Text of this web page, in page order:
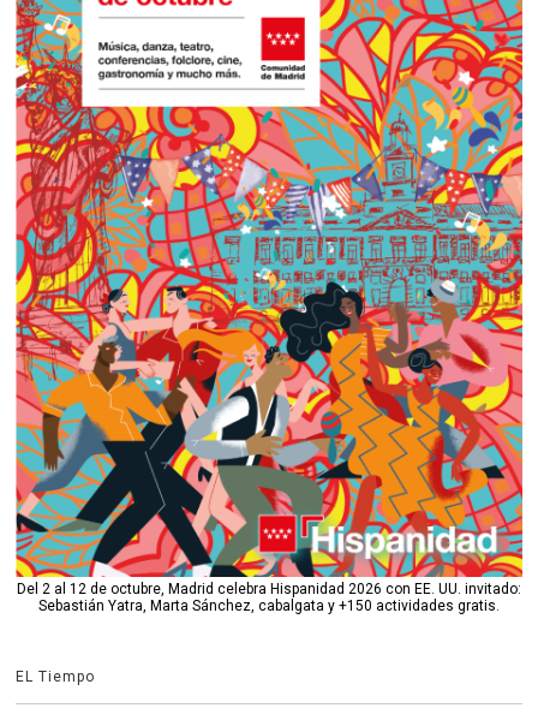
Del 2 al 12 de octubre, Madrid celebra Hispanidad 2026 con EE. UU. invitado:
Sebastián Yatra, Marta Sánchez, cabalgata y +150 actividades gratis.
EL Tiempo